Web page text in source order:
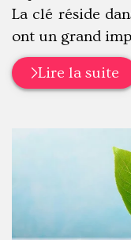
La clé réside
ont un grand
Lire la suite